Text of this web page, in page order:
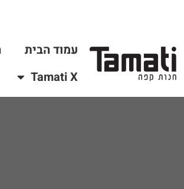
עמוד הבית
Tamati X